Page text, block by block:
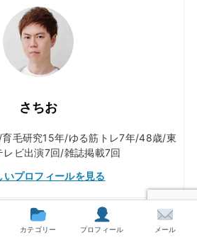
さちお
毛研究15年/ゆる筋トレ7年/48歳/東
ビ出演7回/雑誌掲載7回
プロフィールを見る
カテゴリー プロフィール メール